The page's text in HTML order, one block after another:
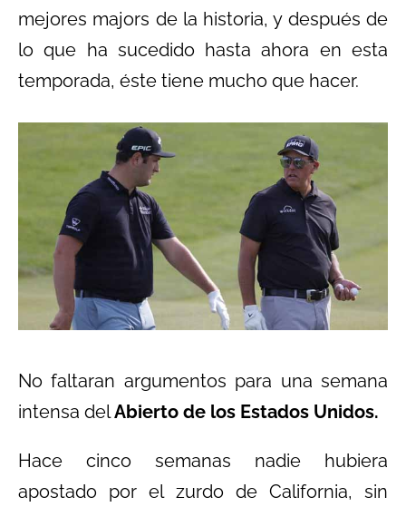
mejores majors de la historia, y después de
lo que ha sucedido hasta ahora en esta
temporada, éste tiene mucho que hacer.
No faltaran argumentos para una semana
intensa delAbierto de los Estados Unidos.
Hace cinco semanas nadie hubiera
apostado por el zurdo de California, sin